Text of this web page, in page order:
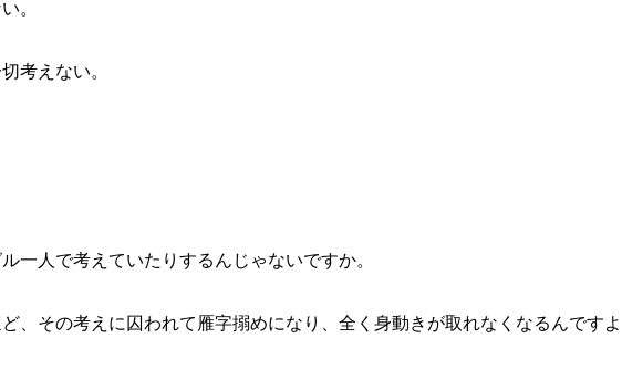
。
考えない。
一人で考えていたりするんじゃないですか。
、その考えに囚われて雁字搦めになり、全く身動きが取れなくなるんですよ